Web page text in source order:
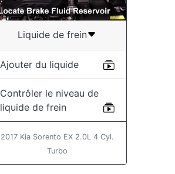
Liquide de frein
Ajouter du liquide
Contrôler le niveau de
liquide de frein
2017 Kia Sorento EX 2.0L 4 Cyl.
Turbo